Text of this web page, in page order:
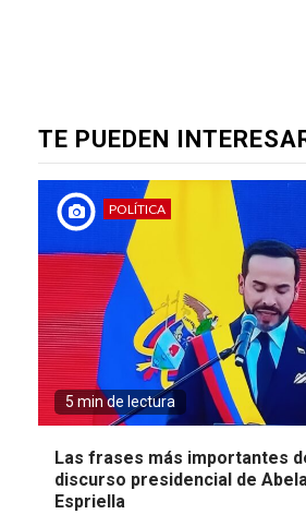
TE PUEDEN
POLÍTICA
5 min de lectura
Las frases más importantes
discurso presidencial de
Espriella